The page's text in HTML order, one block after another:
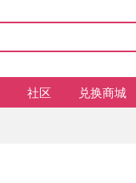
社区 兑换商城